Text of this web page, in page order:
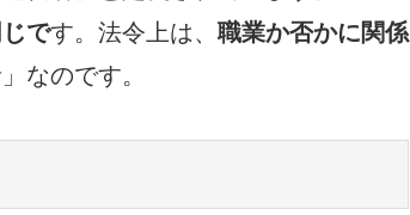
です。法令上は、 職業か否かに関係
なのです。